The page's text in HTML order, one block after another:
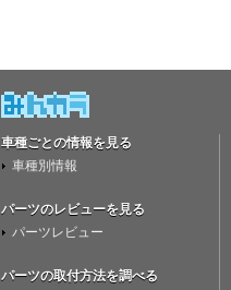
車種ごとの情報を見る
車種別情報
パーツのレビューを見る
パーツレビュー
パーツの取付方法を調べる